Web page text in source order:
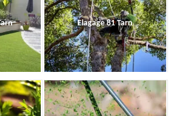
Elagage 81 Tarn